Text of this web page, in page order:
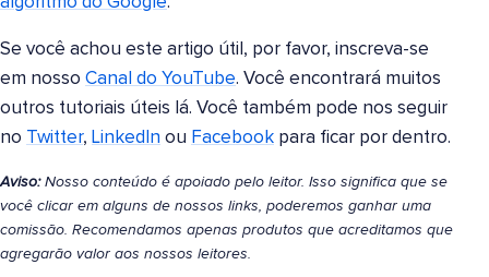
Se você achou este artigo útil, por favor, inscreva-se
em nosso Canal do YouTube. Você encontrará muitos
outros tutoriais úteis lá. Você também pode nos seguir
no Twitter, LinkedIn ou Facebook para ficar por dentro.
Aviso:Nosso conteúdo é apoiado pelo leitor. Isso significa que se
você clicar em alguns de nossos links, poderemos ganhar uma
comissão. Recomendamos apenas produtos que acreditamos que
agregarão valor aos nossos leitores.